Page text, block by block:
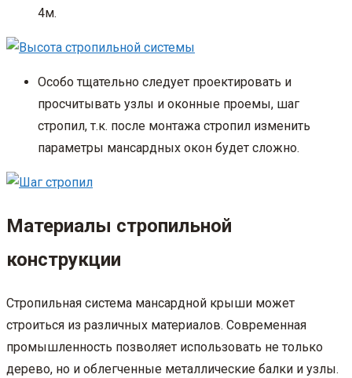
4м.
Особо тщательно следует проектировать и
просчитывать узлы и оконные проемы, шаг
стропил, т.к. после монтажа стропил изменить
параметры мансардных окон будет сложно.
Материалы стропильной
конструкции
Стропильная система мансардной крыши может
строиться из различных материалов. Современная
промышленность позволяет использовать не только
дерево, но и облегченные металлические балки и узлы.